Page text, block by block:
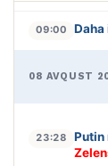
09:00
08 AVQUST
23:28 Putin